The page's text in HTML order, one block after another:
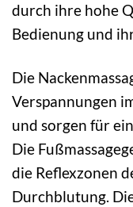
durch ihre hohe
Bedienung und
Die
Verspannungen
und sorgen für
Die
die Reflexzonen
Durchblutung.